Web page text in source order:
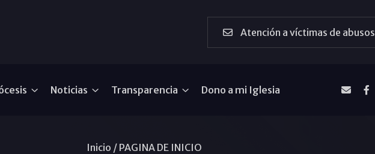
Atención a víctimas de abusos
Noticias Transparencia Dono a mi Iglesia
Inicio / PAGINA DE INICIO